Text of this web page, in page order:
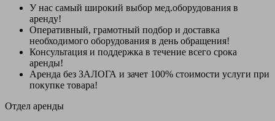
У нас самый широкий выбор мед.оборудования в
аренду!
Оперативный, грамотный подбор и доставка
необходимого оборудования в день обращения!
Консультация и поддержка в течение всего срока
аренды!
Аренда без ЗАЛОГА и зачет 100% стоимости услуги при
покупке товара!
Отдел аренды